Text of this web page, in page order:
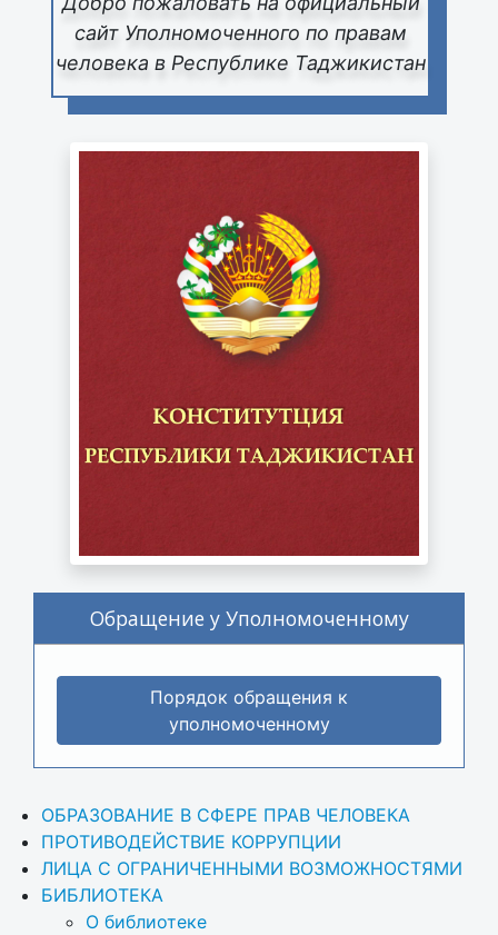
сайт Уполномоченного по правам
человека в Республике Таджикистан
Обращение у Уполномоченному
Порядок обращения к
уполномоченному
ОБРАЗОВАНИЕ В СФЕРЕ ПРАВ ЧЕЛОВЕКА
ПРОТИВОДЕЙСТВИЕ КОРРУПЦИИ
ЛИЦА С ОГРАНИЧЕННЫМИ ВОЗМОЖНОСТЯМИ
БИБЛИОТЕКА
О библиотеке